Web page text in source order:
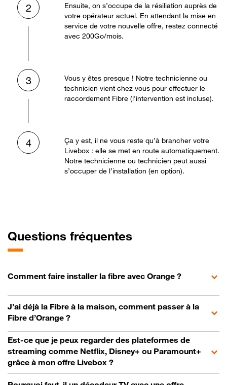
2
Ensuite, on s’occupe de la résiliation auprès de
votre opérateur actuel. En attendant la mise en
service de votre nouvelle offre, restez connecté
avec 200Go/mois.
3
Vous y êtes presque ! Notre technicienne ou
technicien vient chez vous pour effectuer le
raccordement Fibre (l’intervention est incluse).
4
Ça y est, il ne vous reste qu’à brancher votre
Livebox : elle se met en route automatiquement.
Notre technicienne ou technicien peut aussi
s’occuper de l’installation (en option).
Questions fréquentes
Comment faire installer la fibre avec Orange ?
J’ai déjà la Fibre à la maison, comment passer à la
Fibre d’Orange ?
Est-ce que je peux regarder des plateformes de
streaming comme Netflix, Disney+ ou Paramount+
grâce à mon offre Livebox ?